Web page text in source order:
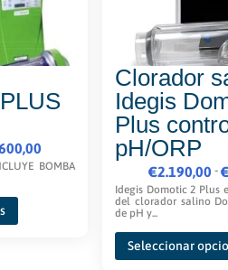
BOMBA
Clorador
Idegis
Plus
pH/ORP
€2.190,00 -
Idegis Domotic 2 Plus
del clorador salino
de pH y...
Seleccionar